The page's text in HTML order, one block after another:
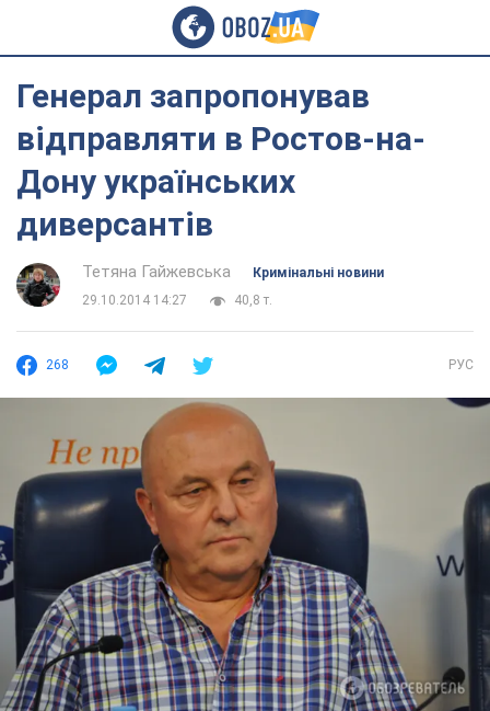
Генерал запропонував
відправляти в Ростов-на-
Дону українських
диверсантів
Тетяна Гайжевська
Кримінальні новини
29.10.2014 14:27
40,8 т.
268 РУС